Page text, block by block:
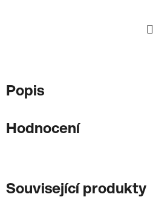
Popis
Hodnocení
Související produkty